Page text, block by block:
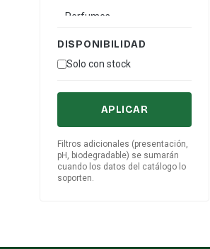
Perfumes
Institucional
Limpieza Automotriz
DISPONIBILIDAD
Solo con stock
APLICAR
Filtros adicionales (presentación,
pH, biodegradable) se sumarán
cuando los datos del catálogo lo
soporten.